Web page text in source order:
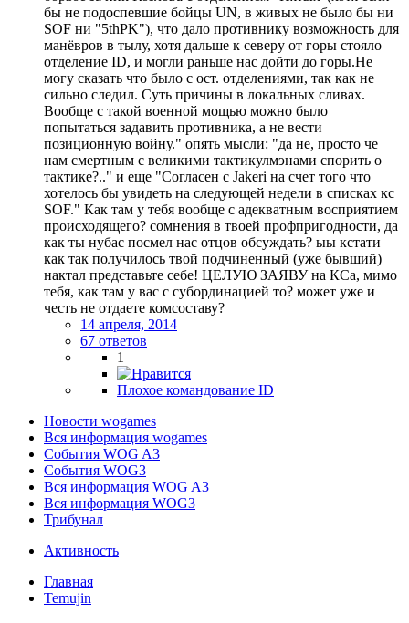
бы не подоспевшие бойцы UN, в живых не было бы ни
SOF ни "5thPK"), что дало противнику возможность для
манёвров в тылу, хотя дальше к северу от горы стояло
отделение ID, и могли раньше нас дойти до горы.Не
могу сказать что было с ост. отделениями, так как не
сильно следил. Суть причины в локальных сливах.
Вообще с такой военной мощью можно было
попытаться задавить противника, а не вести
позиционную войну." опять мысли: "да не, просто че
нам смертным с великими тактикулмэнами спорить о
тактике?.." и еще "Согласен с Jakeri на счет того что
хотелось бы увидеть на следующей недели в списках кс
SOF." Как там у тебя вообще с адекватным восприятием
происходящего? сомнения в твоей профпригодности, да
как ты нубас посмел нас отцов обсуждать? ыы кстати
как так получилось твой подчиненный (уже бывший)
нактал представьте себе! ЦЕЛУЮ ЗАЯВУ на КСа, мимо
тебя, как там у вас с субординацией то? может уже и
честь не отдаете комсоставу?
14 апреля, 2014
67 ответов
1
Плохое командование ID
Новости wogames
Вся информация wogames
События WOG A3
События WOG3
Вся информация WOG A3
Вся информация WOG3
Трибунал
Активность
Главная
Temujin